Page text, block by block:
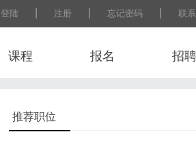
登陆 | 注册 | 忘记密码 | 联
课程 报名 招聘
推荐职位